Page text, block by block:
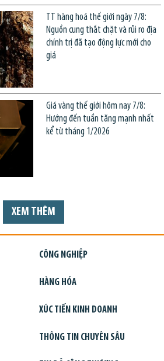
TT hàng hoá thế giới ngày 7/8:
Nguồn cung thắt chặt và rủi ro địa
chính trị đã tạo động lực mới cho
giá
Giá vàng thế giới hôm nay 7/8:
Hướng đến tuần tăng mạnh nhất
kể từ tháng 1/2026
XEM THÊM
CÔNG NGHIỆP
HÀNG HÓA
XÚC TIẾN KINH DOANH
THÔNG TIN CHUYÊN SÂU